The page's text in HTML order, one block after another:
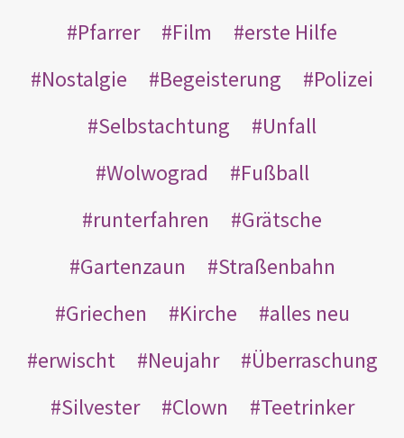
Pfarrer
Film
erste Hilfe
Nostalgie
Begeisterung
Polizei
Selbstachtung
Unfall
Wolwograd
Fußball
runterfahren
Grätsche
Gartenzaun
Straßenbahn
Griechen
Kirche
alles neu
erwischt
Neujahr
Überraschung
Silvester
Clown
Teetrinker